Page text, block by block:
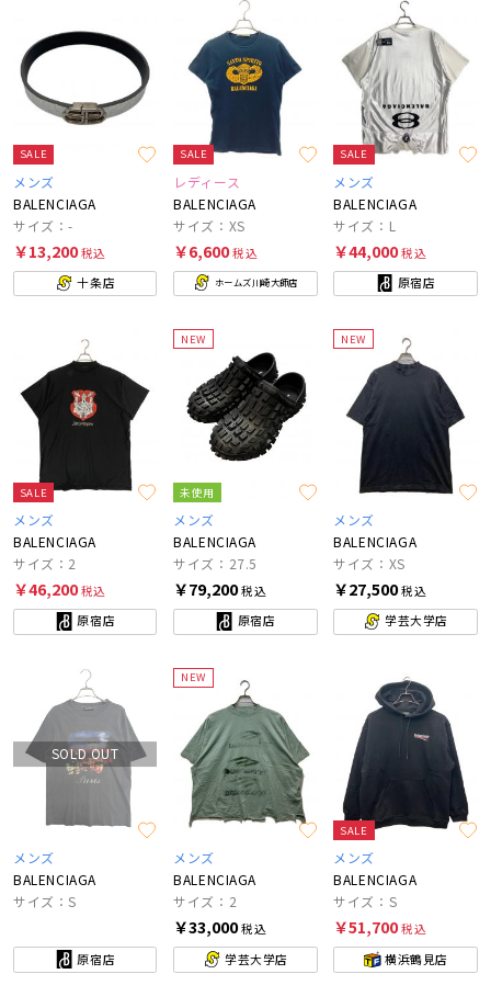
SALE
メンズ
BALENCIAGA
サイズ：-
￥13,200税込
十条店
SALE
レディース
BALENCIAGA
サイズ：XS
￥6,600税込
ホームズ川崎大師店
SALE
メンズ
BALENCIAGA
サイズ：L
￥44,000税込
原宿店
SALE
メンズ
BALENCIAGA
サイズ：2
￥46,200税込
原宿店
NEW
未使用
メンズ
BALENCIAGA
サイズ：27.5
￥79,200税込
原宿店
NEW
メンズ
BALENCIAGA
サイズ：XS
￥27,500税込
学芸大学店
SOLD OUT
メンズ
BALENCIAGA
サイズ：S
原宿店
NEW
メンズ
BALENCIAGA
サイズ：2
￥33,000税込
学芸大学店
SALE
メンズ
BALENCIAGA
サイズ：S
￥51,700税込
横浜鶴見店